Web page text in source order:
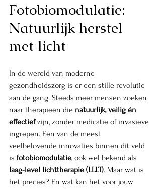
Fotobiomodulatie:
Natuurlijk herstel
met licht
In de wereld van moderne
gezondheidszorg is er een stille revolutie
aan de gang. Steeds meer mensen zoeken
naar therapieën die natuurlijk, veilig én
effectief zijn, zonder medicatie of invasieve
ingrepen. Eén van de meest
veelbelovende innovaties binnen dit veld
is fotobiomodulatie, ook wel bekend als
laag-level lichttherapie (LLLT). Maar wat is
het precies? En wat kan het voor jouw